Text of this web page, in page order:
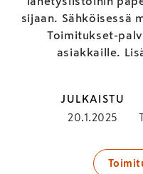
sijaan. Sähköisessä
Toimitukset-
asiakkaille.
JULKAISTU
20.1.2025